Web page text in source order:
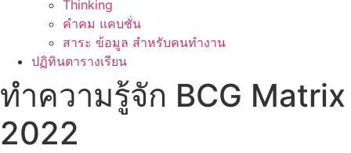
Thinking
คำคม แคบชั่น
สาระ ข้อมูล สำหรับคนทำงาน
ปฏิทินตารางเรียน
ทำความรู้จัก BCG Matrix
2022